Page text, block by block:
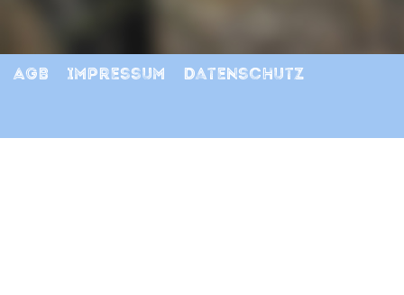
AGB Impressum Datenschutz